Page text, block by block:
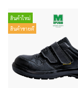
สินค้าใหม่
สินค้าขายดี